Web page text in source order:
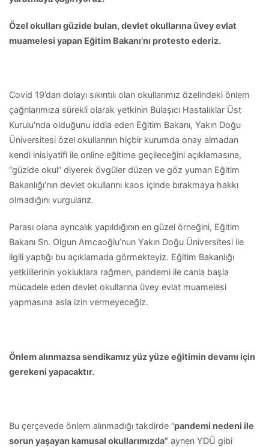
Özel okulları güzide bulan, devlet okullarına üvey evlat
muamelesi yapan Eğitim Bakanı’nı protesto ederiz.
Covid 19’dan dolayı sıkıntılı olan okullarımız özelindeki önlem
çağrılarımıza sürekli olarak yetkinin Bulaşıcı Hastalıklar Üst
Kurulu’nda olduğunu iddia eden Eğitim Bakanı, Yakın Doğu
Üniversitesi özel okullarının hiçbir kurumda onay almadan
kendi inisiyatifi ile online eğitime geçileceğini açıklamasına,
“güzide okul” diyerek övgüler düzen ve göz yuman Eğitim
Bakanlığı’nın devlet okullarını kaos içinde bırakmaya hakkı
olmadığını vurgularız.
Parası olana ayrıcalık yapıldığının en güzel örneğini, Eğitim
Bakanı Sn. Olgun Amcaoğlu’nun Yakın Doğu Üniversitesi ile
ilgili yaptığı bu açıklamada görmekteyiz. Eğitim Bakanlığı
yetkililerinin yokluklara rağmen, pandemi ile canla başla
mücadele eden devlet okullarına üvey evlat muamelesi
yapmasına asla izin vermeyeceğiz.
Önlem alınmazsa sendikamız yüz yüze eğitimin devamı için
gerekeni yapacaktır.
Bu çerçevede önlem alınmadığı takdirde “pandemi nedeni ile
sorun yaşayan kamusal okullarımızda” aynen YDÜ gibi